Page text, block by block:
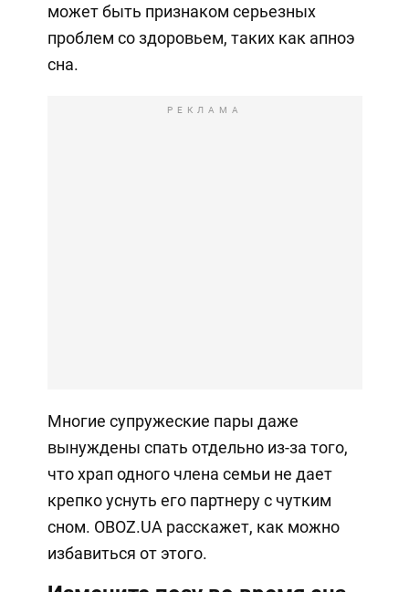
может быть признаком серьезных
проблем со здоровьем, таких как апноэ
сна.
РЕКЛАМА
Многие супружеские пары даже
вынуждены спать отдельно из-за того,
что храп одного члена семьи не дает
крепко уснуть его партнеру с чутким
сном. OBOZ.UA расскажет, как можно
избавиться от этого.